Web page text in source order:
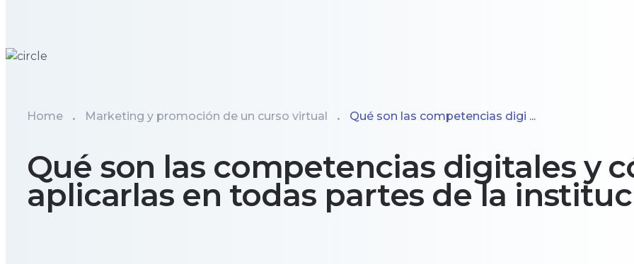
Home Marketing y promoción de un curso virtual Qué son las competencias digi ...
Qué son las competencias digitales y
aplicarlas en todas partes de la